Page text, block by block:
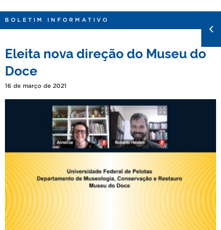
PORTARIAS
BOLETIM INFORMATIVO
Eleita nova direção do Museu do
Doce
16 de março de 2021